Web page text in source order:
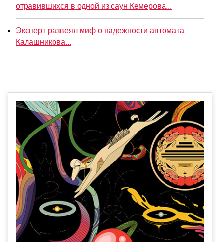
отравившихся в одной из саун Кемерова...
Эксперт развеял миф о надежности автомата
Калашникова...